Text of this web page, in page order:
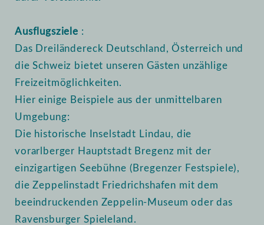
Ausflugsziele :
Das Dreiländereck Deutschland, Österreich und
die Schweiz bietet unseren Gästen unzählige
Freizeitmöglichkeiten.
Hier einige Beispiele aus der unmittelbaren
Umgebung:
Die historische Inselstadt Lindau, die
vorarlberger Hauptstadt Bregenz mit der
einzigartigen Seebühne (Bregenzer Festspiele),
die Zeppelinstadt Friedrichshafen mit dem
beeindruckenden Zeppelin-Museum oder das
Ravensburger Spieleland.